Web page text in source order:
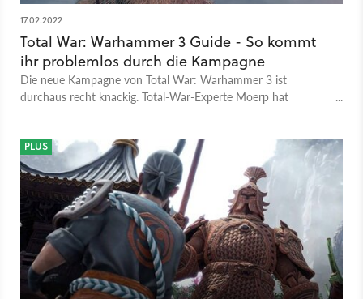
17.02.2022
Total War: Warhammer 3 Guide - So kommt
ihr problemlos durch die Kampagne
Die neue Kampagne von Total War: Warhammer 3 ist
durchaus recht knackig. Total-War-Experte Moerp hat
PLUS